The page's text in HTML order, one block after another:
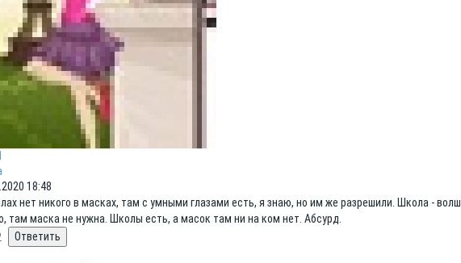
18:48
нет никого в масках, там с умными глазами есть, я знаю, но им же разрешили. Школа -
там маска не нужна. Школы есть, а масок там ни на ком нет. Абсурд.